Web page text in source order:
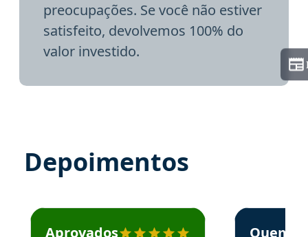
preocupações. Se você não estiver
satisfeito, devolvemos 100% do
valor investido.
Depoimentos
Estudante José recomenda o Aprova Concursos em
Aprovados
Estudante
Quem